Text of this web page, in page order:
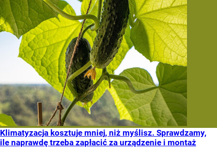
Klimatyzacja kosztuje mniej, niż myślisz. Sprawdzamy,
ile naprawdę trzeba zapłacić za urządzenie i montaż